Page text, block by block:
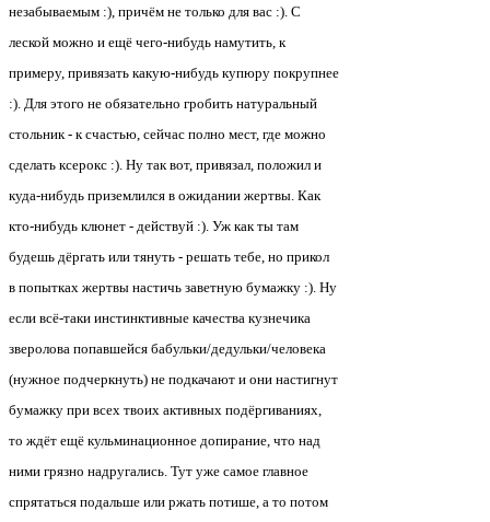
незабываемым :), причём не только для вас :). С
леской можно и ещё чего-нибудь намутить, к
примеру, привязать какую-нибудь купюру покрупнее
:). Для этого не обязательно гробить натуральный
стольник - к счастью, сейчас полно мест, где можно
сделать ксерокс :). Ну так вот, привязал, положил и
куда-нибудь приземлился в ожидании жертвы. Как
кто-нибудь клюнет - действуй :). Уж как ты там
будешь дёргать или тянуть - решать тебе, но прикол
в попытках жертвы настичь заветную бумажку :). Ну
если всё-таки инстинктивные качества кузнечика
зверолова попавшейся бабульки/дедульки/человека
(нужное подчеркнуть) не подкачают и они настигнут
бумажку при всех твоих активных подёргиваниях,
то ждёт ещё кульминационное допирание, что над
ними грязно надругались. Тут уже самое главное
спрятаться подальше или ржать потише, а то потом